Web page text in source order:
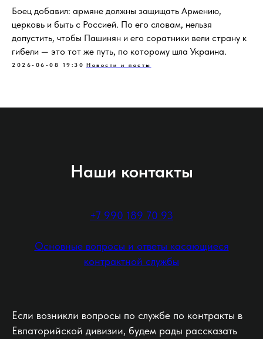
Боец добавил: армяне должны защищать Армению,
церковь и быть с Россией. По его словам, нельзя
допустить, чтобы Пашинян и его соратники вели страну к
гибели — это тот же путь, по которому шла Украина.
2026-06-08 19:30 Новости и посты
Наши контакты
+7 990 189 70 93
Основные вопросы и ответы касающиеся
контрактной службы
Если возникли вопросы по службе по контракты в
Евпаторийской дивизии, будем рады рассказать